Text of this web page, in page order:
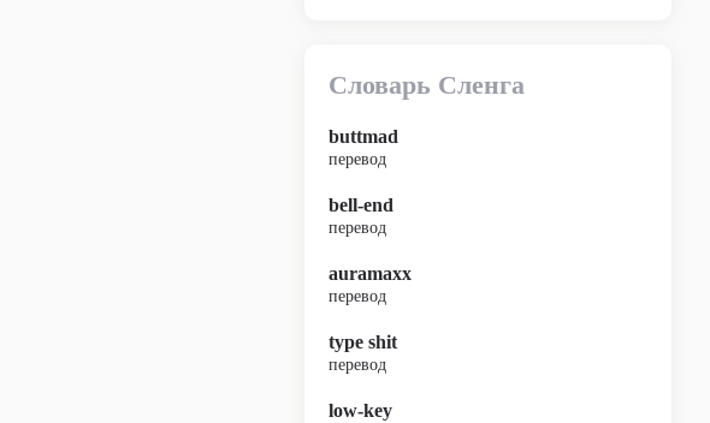
Словарь Сленга
buttmad
перевод
bell-end
перевод
auramaxx
перевод
type shit
перевод
low-key